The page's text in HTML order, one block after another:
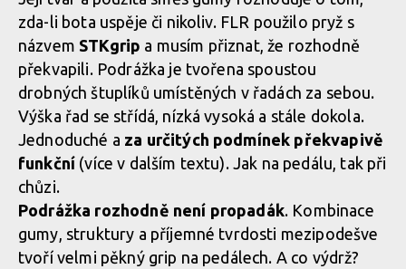
Na svršku najdeme i množství otvorů, nicméně odvětrání je
nedostatečné
Na svršku najdeme i množství otvorů, nicméně odvětrání je
nedostatečné
Zvýšený kotník, chválím
Zvýšený kotník, chválím
Zvýšený kotník, chválím
Zvýšený kotník, chválím
zda-li bota uspěje či nikoliv. FLR použilo pryž s
názvem STKgrip a musím přiznat, že rozhodně
překvapili. Podrážka je tvořena spoustou
drobných štuplíků umístěných v řadách za sebou.
Výška řad se střídá, nízká vysoká a stále dokola.
Jednoduché a za určitých podmínek překvapivě
funkční (více v dalším textu). Jak na pedálu, tak při
chůzi.
Podrážka rozhodně není propadák. Kombinace
gumy, struktury a příjemné tvrdosti mezipodešve
tvoří velmi pěkný grip na pedálech. A co výdrž?